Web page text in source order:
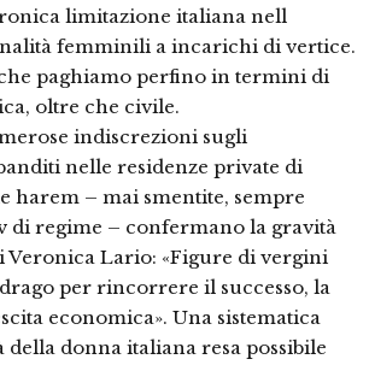
limitazione italiana nell
femminili a incarichi di vertice.
paghiamo perfino in termini di
oltre che civile.
indiscrezioni sugli
nelle residenze private di
harem – mai smentite, sempre
di regime – confermano la gravità
Veronica Lario: «Figure di vergini
per rincorrere il successo, la
economica». Una sistematica
della donna italiana resa possibile